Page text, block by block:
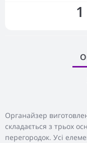
Органайзер
складається з трьох
перегородок. Усі